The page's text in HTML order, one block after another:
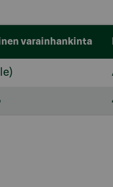
varainhankinta